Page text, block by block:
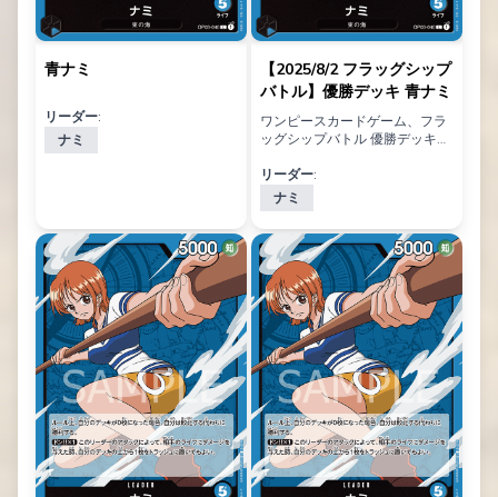
青ナミ
リーダー:
ナミ
【2025/8/2 フラッグシップ
バトル】優勝デッキ 青ナミ
ワンピースカードゲーム、フラ
ッグシップバトル 優勝デッキ
拳, 王族の血統, 新たなる皇帝,
500年後の未来 環境 2025年8月
2日: フラッグシップバトル 青ナ
ミ デッキ
リーダー:
ナミ